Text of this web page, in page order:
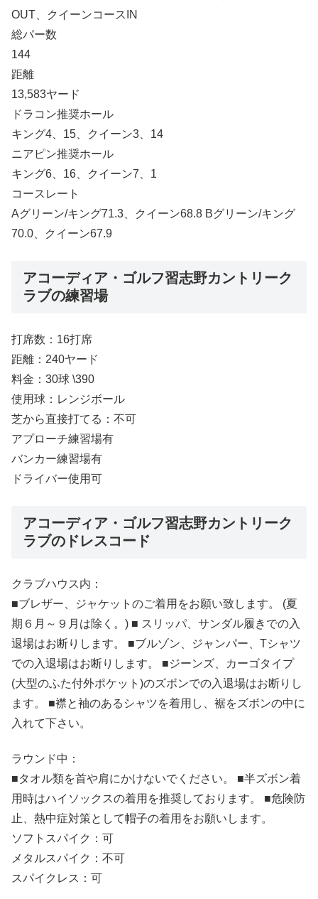
OUT、クイーンコースIN
総パー数
144
距離
13,583ヤード
ドラコン推奨ホール
キング4、15、クイーン3、14
ニアピン推奨ホール
キング6、16、クイーン7、1
コースレート
Aグリーン/キング71.3、クイーン68.8 Bグリーン/キング
70.0、クイーン67.9
アコーディア・ゴルフ習志野カントリーク
ラブの練習場
打席数：16打席
距離：240ヤード
料金：30球 \390
使用球：レンジボール
芝から直接打てる：不可
アプローチ練習場有
バンカー練習場有
ドライバー使用可
アコーディア・ゴルフ習志野カントリーク
ラブのドレスコード
クラブハウス内：
■ブレザー、ジャケットのご着用をお願い致します。 (夏
期６月～９月は除く。) ■ スリッパ、サンダル履きでの入
退場はお断りします。 ■ブルゾン、ジャンパー、Tシャツ
での入退場はお断りします。 ■ジーンズ、カーゴタイプ
(大型のふた付外ポケット)のズボンでの入退場はお断りし
ます。 ■襟と袖のあるシャツを着用し、裾をズボンの中に
入れて下さい。
ラウンド中：
■タオル類を首や肩にかけないでください。 ■半ズボン着
用時はハイソックスの着用を推奨しております。 ■危険防
止、熱中症対策として帽子の着用をお願いします。
ソフトスパイク：可
メタルスパイク：不可
スパイクレス：可